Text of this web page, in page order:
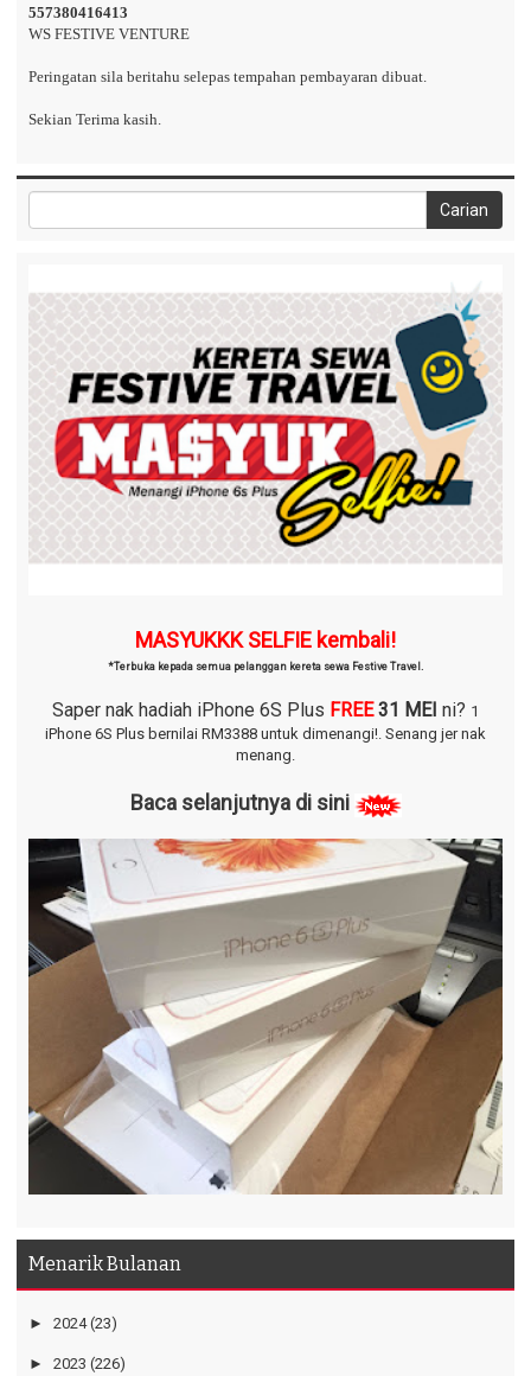
557380416413
WS FESTIVE VENTURE
Peringatan sila beritahu selepas tempahan pembayaran dibuat.
Sekian Terima kasih.
MASYUKKK SELFIE kembali!
*Terbuka kepada semua pelanggan kereta sewa Festive Travel.
Saper nak hadiah iPhone 6S Plus FREE 31 MEI ni? 1
iPhone 6S Plus bernilai RM3388 untuk dimenangi!. Senang jer nak
menang.
Baca selanjutnya di sini
Menarik Bulanan
► 2024 (23)
► 2023 (226)